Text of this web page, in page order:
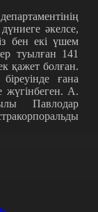
әкелсе,
бен екі үшем
туылған 141
қажет болған.
ғана
жүгінбеген. А.
Павлодар